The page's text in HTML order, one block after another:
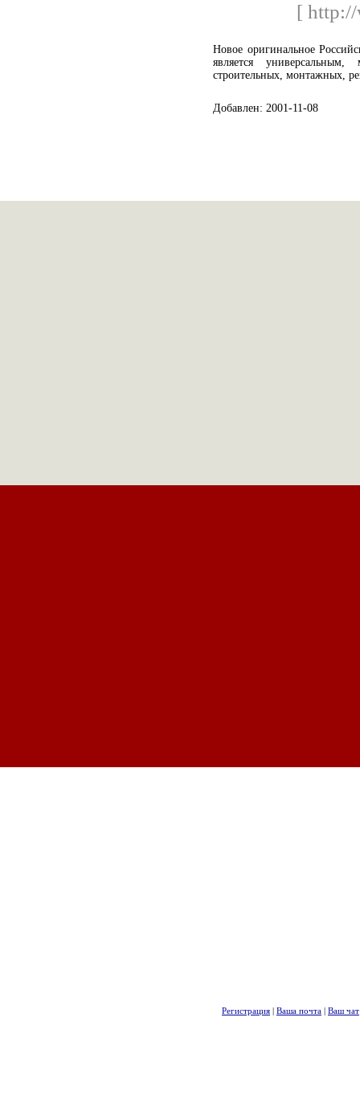
[
Новое оригинальное
является
строительных, монтажных,
Добавлен: 2001-11-08
Регистрация | Ваша почта | Ваш чат